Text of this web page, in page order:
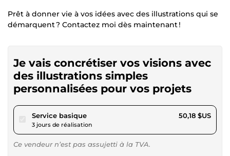
Prêt à donner vie à vos idées avec des illustrations qui se
démarquent ? Contactez moi dès maintenant !
Je vais concrétiser vos visions avec
des illustrations simples
personnalisées pour vos projets
Service basiquepour 46,24 $US
3 jours de réalisation
50,18 $US
Ce vendeur n’est pas assujetti à la TVA.